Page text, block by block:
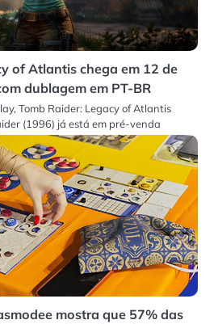
of Atlantis chega em 12 de
dublagem em PT-BR
Tomb Raider: Legacy of Atlantis
(1996) já está em pré-venda
mostra que 57% das